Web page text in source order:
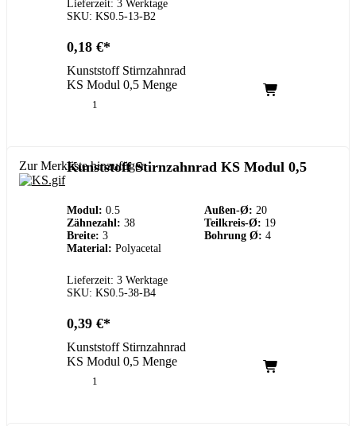
Lieferzeit: 3 Werktage
SKU: KS0.5-13-B2
0,18 €
Kunststoff Stirnzahnrad
KS Modul 0,5 Menge
Zur Merkliste hinzufügen
Kunststoff Stirnzahnrad KS Modul 0,5
Modul: 0.5 Außen-Ø: 20
Zähnezahl: 38 Teilkreis-Ø: 19
Breite: 3 Bohrung Ø: 4
Material: Polyacetal
Lieferzeit: 3 Werktage
SKU: KS0.5-38-B4
0,39 €
Kunststoff Stirnzahnrad
KS Modul 0,5 Menge